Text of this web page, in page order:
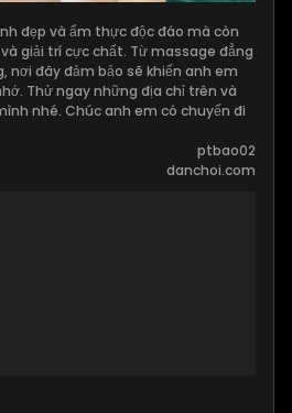
đẹp và ẩm thực độc đáo mà còn
giải trí cực chất. Từ massage đẳng
nơi đây đảm bảo sẽ khiến anh em
Thử ngay những địa chỉ trên và
nhé. Chúc anh em có chuyến đi
ptbao02
danchoi.com